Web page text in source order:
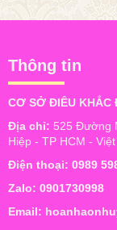
Thông tin
CƠ SỞ ĐIÊU KHẮC
Địa chỉ: 525 Đường
Hiệp - TP HCM - Việt
Điện thoại: 0989
Zalo: 0901730998
Email: